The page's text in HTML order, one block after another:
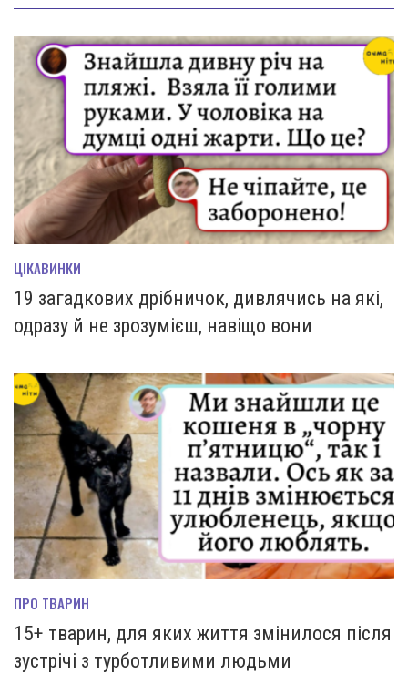
ЦІКАВИНКИ
19 загадкових дрібничок, дивлячись на які,
одразу й не зрозумієш, навіщо вони
ПРО ТВАРИН
15+ тварин, для яких життя змінилося після
зустрічі з турботливими людьми